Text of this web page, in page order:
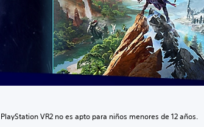
PlayStation VR2 no es apto para niños menores de 12 años.